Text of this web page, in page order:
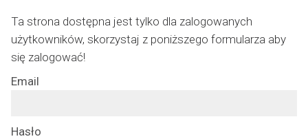
Ta strona dostępna jest tylko dla zalogowanych
użytkowników, skorzystaj z poniższego formularza aby
się zalogować!
Email
Hasło